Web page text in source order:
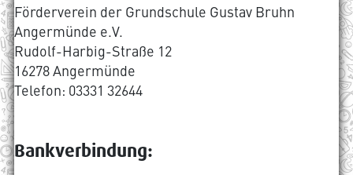
Förderverein der Grundschule Gustav Bruhn
Angermünde e.V.
Rudolf-Harbig-Straße 12
16278 Angermünde
Telefon: 03331 32644
Bankverbindung: